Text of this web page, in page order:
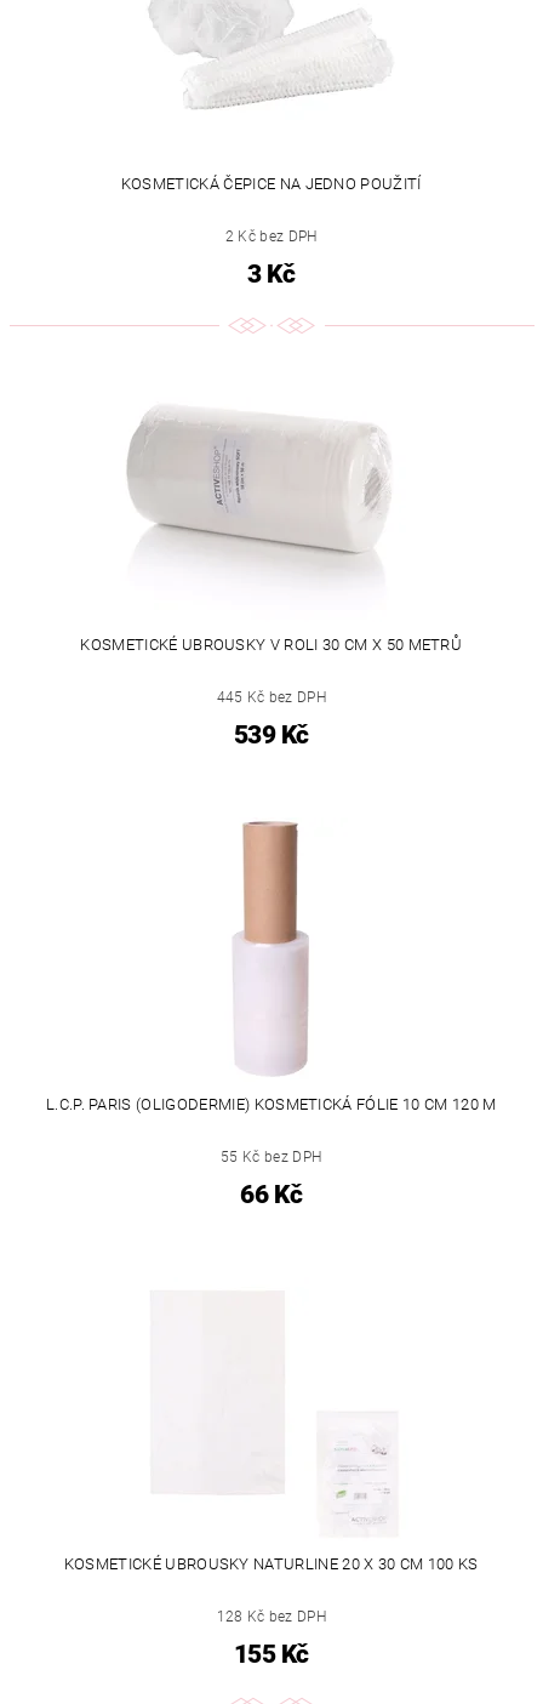
KOSMETICKÁ ČEPICE NA JEDNO POUŽITÍ
2 Kč bez DPH
3 Kč
KOSMETICKÉ UBROUSKY V ROLI 30 CM X 50 METRŮ
445 Kč bez DPH
539 Kč
L.C.P. PARIS (OLIGODERMIE) KOSMETICKÁ FÓLIE 10 CM 120 M
55 Kč bez DPH
66 Kč
KOSMETICKÉ UBROUSKY NATURLINE 20 X 30 CM 100 KS
128 Kč bez DPH
155 Kč